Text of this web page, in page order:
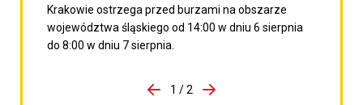
Krakowie ostrzega przed burzami na obszarze
województwa śląskiego od 14:00 w dniu 6 sierpnia
do 8:00 w dniu 7 sierpnia.
porzpedniego komunikatu
1 / 2
Przejdź do następnego